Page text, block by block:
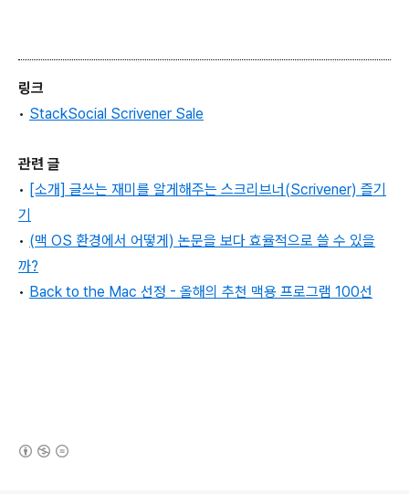
링크
• StackSocial Scrivener Sale
관련 글
• [소개] 글쓰는 재미를 알게해주는 스크리브너(Scrivener) 즐기
기
• (맥 OS 환경에서 어떻게) 논문을 보다 효율적으로 쓸 수 있을
까?
• Back to the Mac 선정 - 올해의 추천 맥용 프로그램 100선